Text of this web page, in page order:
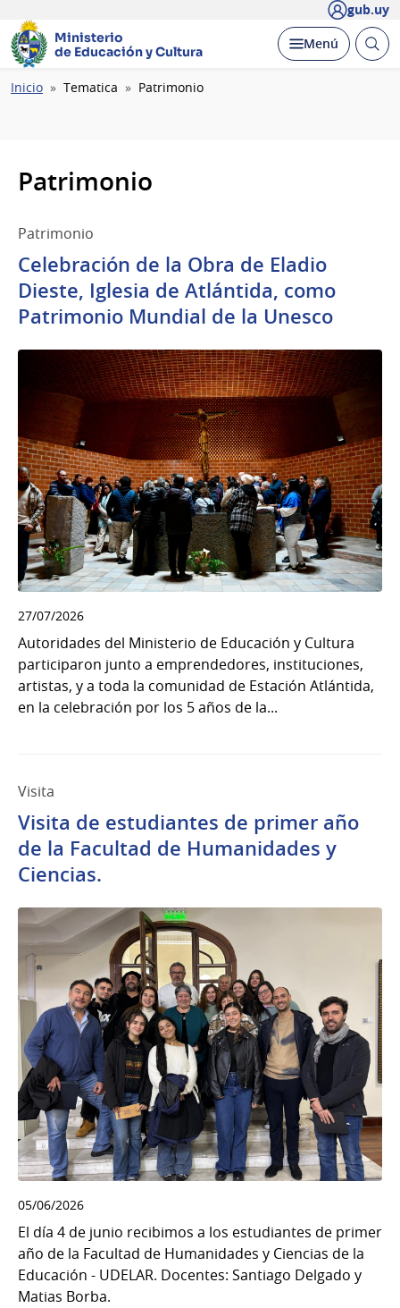
gub.uy
Ministerio
de Educación y Cultura
Desplegar
Menú Abrir
Ruta
Inicio Tematica Patrimonio
Patrimonio
Patrimonio
Celebración de la Obra de Eladio
Dieste, Iglesia de Atlántida, como
Patrimonio Mundial de la Unesco
27/07/2026
Autoridades del Ministerio de Educación y Cultura
participaron junto a emprendedores, instituciones,
artistas, y a toda la comunidad de Estación Atlántida,
en la celebración por los 5 años de la...
Visita
Visita de estudiantes de primer año
de la Facultad de Humanidades y
Ciencias.
05/06/2026
El día 4 de junio recibimos a los estudiantes de primer
año de la Facultad de Humanidades y Ciencias de la
Educación - UDELAR. Docentes: Santiago Delgado y
Matias Borba.